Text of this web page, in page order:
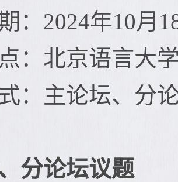
：2024年10月
：北京语言大
：主论坛、分
分论坛议题